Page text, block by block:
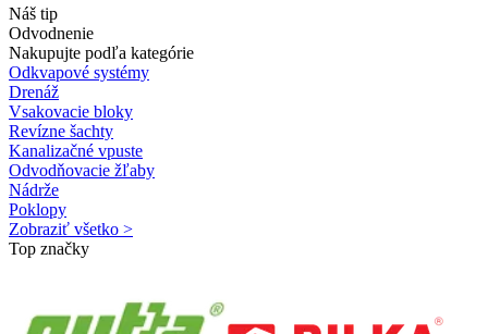
Náš tip
Odvodnenie
Nakupujte podľa kategórie
Odkvapové systémy
Drenáž
Vsakovacie bloky
Revízne šachty
Kanalizačné vpuste
Odvodňovacie žľaby
Nádrže
Poklopy
Zobraziť všetko >
Top značky